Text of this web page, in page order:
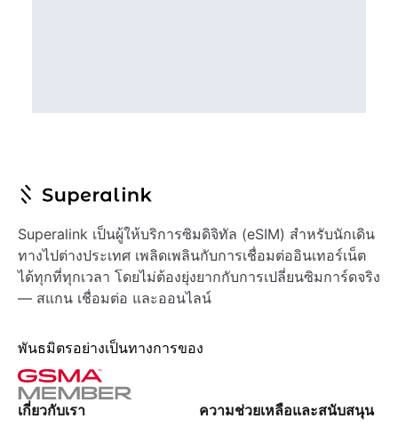
Superalink เป็นผู้ให้บริการซิมดิจิทัล (eSIM) สำหรับนักเดิน
ทางไปต่างประเทศ เพลิดเพลินกับการเชื่อมต่ออินเทอร์เน็ต
ได้ทุกที่ทุกเวลา โดยไม่ต้องยุ่งยากกับการเปลี่ยนซิมการ์ดจริง
— สแกน เชื่อมต่อ และออนไลน์
พันธมิตรอย่างเป็นทางการของ
เกี่ยวกับเรา ความช่วยเหลือและสนับสนุน